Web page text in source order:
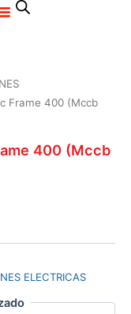
Menu
Frame 400 (Mccb
400 (Mccb
ELECTRICAS